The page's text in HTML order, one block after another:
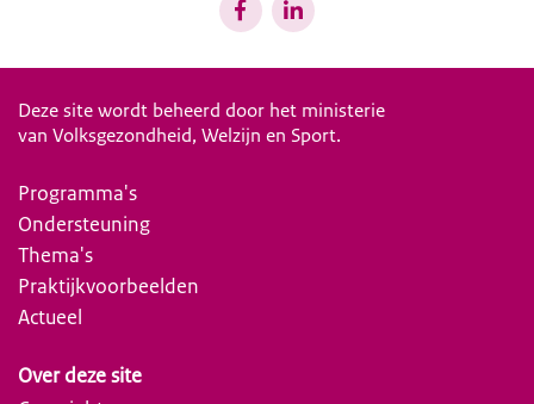
Deze site wordt beheerd door het ministerie
van Volksgezondheid, Welzijn en Sport.
Programma's
Ondersteuning
Thema's
Praktijkvoorbeelden
Actueel
Over deze site